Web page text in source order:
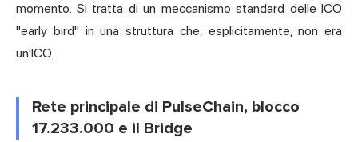
momento. Si tratta di un meccanismo standard delle ICO
"early bird" in una struttura che, esplicitamente, non era
un'ICO.
Rete principale di PulseChain, blocco
17.233.000 e il Bridge